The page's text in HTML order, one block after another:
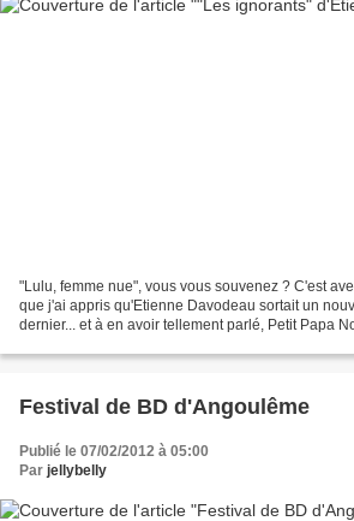
"Lulu, femme nue", vous vous souvenez ? C'est
que j'ai appris qu'Etienne Davodeau sortait un
dernier... et à en avoir tellement parlé, Petit Papa
Festival de BD d'Angoulême
Publié le 07/02/2012 à 05:00
Par jellybelly